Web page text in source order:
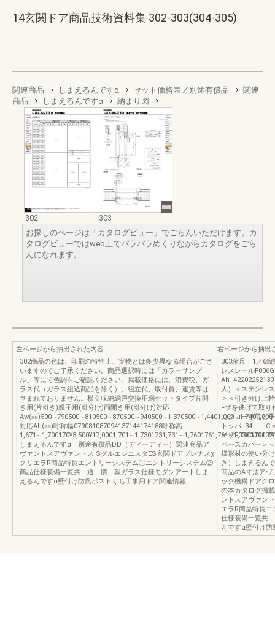
14玄関ドア商品技術資料集 302-303(304-305)
関連商品 しまえるんですα セット価格表／別途有償品
関連
商品
しまえるんですα 納まり図
302
303
お探しのページは「カタログビュー」でごらんいただけます。カ
タログビューではweb上でパラパラめくりながらカタログをごら
んになれます。
左ページから抽出された内容
302商品の色は、印刷の特性上、実物とは多少異なる場合がござ
いますのでご了承ください。商品選択時には「カラーサンプ
ル」等にて色調をご確認ください。掲載価格には、消費税、ガ
ラス代（ガラス組込商品を除く）、組立代、取付費、運賃等は
含まれておりません。横引収納網戸交換用網セットタイプ片開
き用(片引き)親子用(引分け)両開き用(引分け)対応
Aw(㎜
対応Ah(㎜)呼称幅079081087094137144174188呼称高
しまえるんですα 別途有償品DD（ディーディー）関連商品ア
ヴァントスアヴァントスISグルエジエスタES玄関ドアプレナスχ
クリエラR商品特長エントリーシステム①エントリーシステム②
商品仕様装備一覧共 通 情 報ガラス仕様モダンアートしま
えるんですα壁付け防風ポストぐち工事用ドア関連情報
右ページから抽出
303縮尺：1／6
レスレール
大）＜ステンレ
＞＜引き分け上
−ザを逃げて取り
にクローザ等と
トッパ−34 C＝
ーザ
ペースカバー＞
様形材の使い分
き）しまえるん
商品のA寸法アヴ
ック機構ドアク
の本カタログ掲
ントスアヴァン
エラR商品特長
仕様装備一覧共
んですα壁付け防